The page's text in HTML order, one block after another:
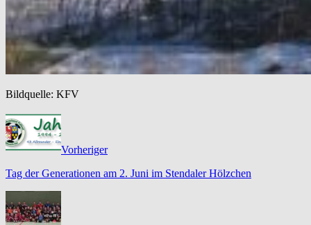
Bildquelle: KFV
Vorheriger
Tag der Generationen am 2. Juni im Stendaler Hölzchen